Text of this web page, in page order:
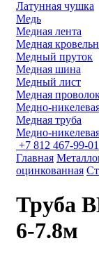
Латунная чушка
Медь
Медная лента
Медная
Медный пруток
Медная шина
Медный лист
Медная
Медно-
Медная труба
Медно-
+7 812 467-99-01
Главная
оцинкованная
Труба
6-7.8м